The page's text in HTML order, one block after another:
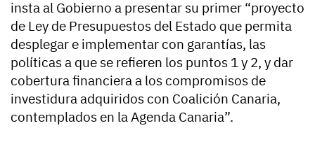
insta al Gobierno a presentar su primer “proyecto
de Ley de Presupuestos del Estado que permita
desplegar e implementar con garantías, las
políticas a que se refieren los puntos 1 y 2, y dar
cobertura financiera a los compromisos de
investidura adquiridos con Coalición Canaria,
contemplados en la Agenda Canaria”.